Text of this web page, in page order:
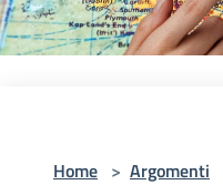
Home > Argomenti